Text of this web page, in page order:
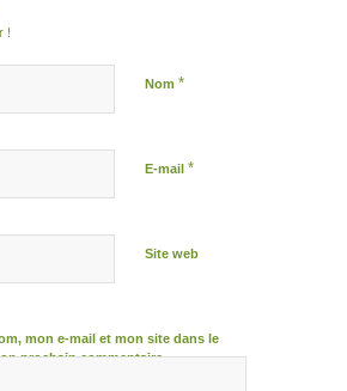
!
Nom *
E-mail *
Site web
mon e-mail et mon site dans le
prochain commentaire.